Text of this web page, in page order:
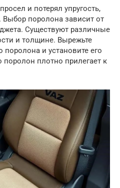
и потерял упругость,
Выбор поролона зависит от
Существуют различные
и толщине. Вырежьте
и установите его
поролон плотно прилегает к